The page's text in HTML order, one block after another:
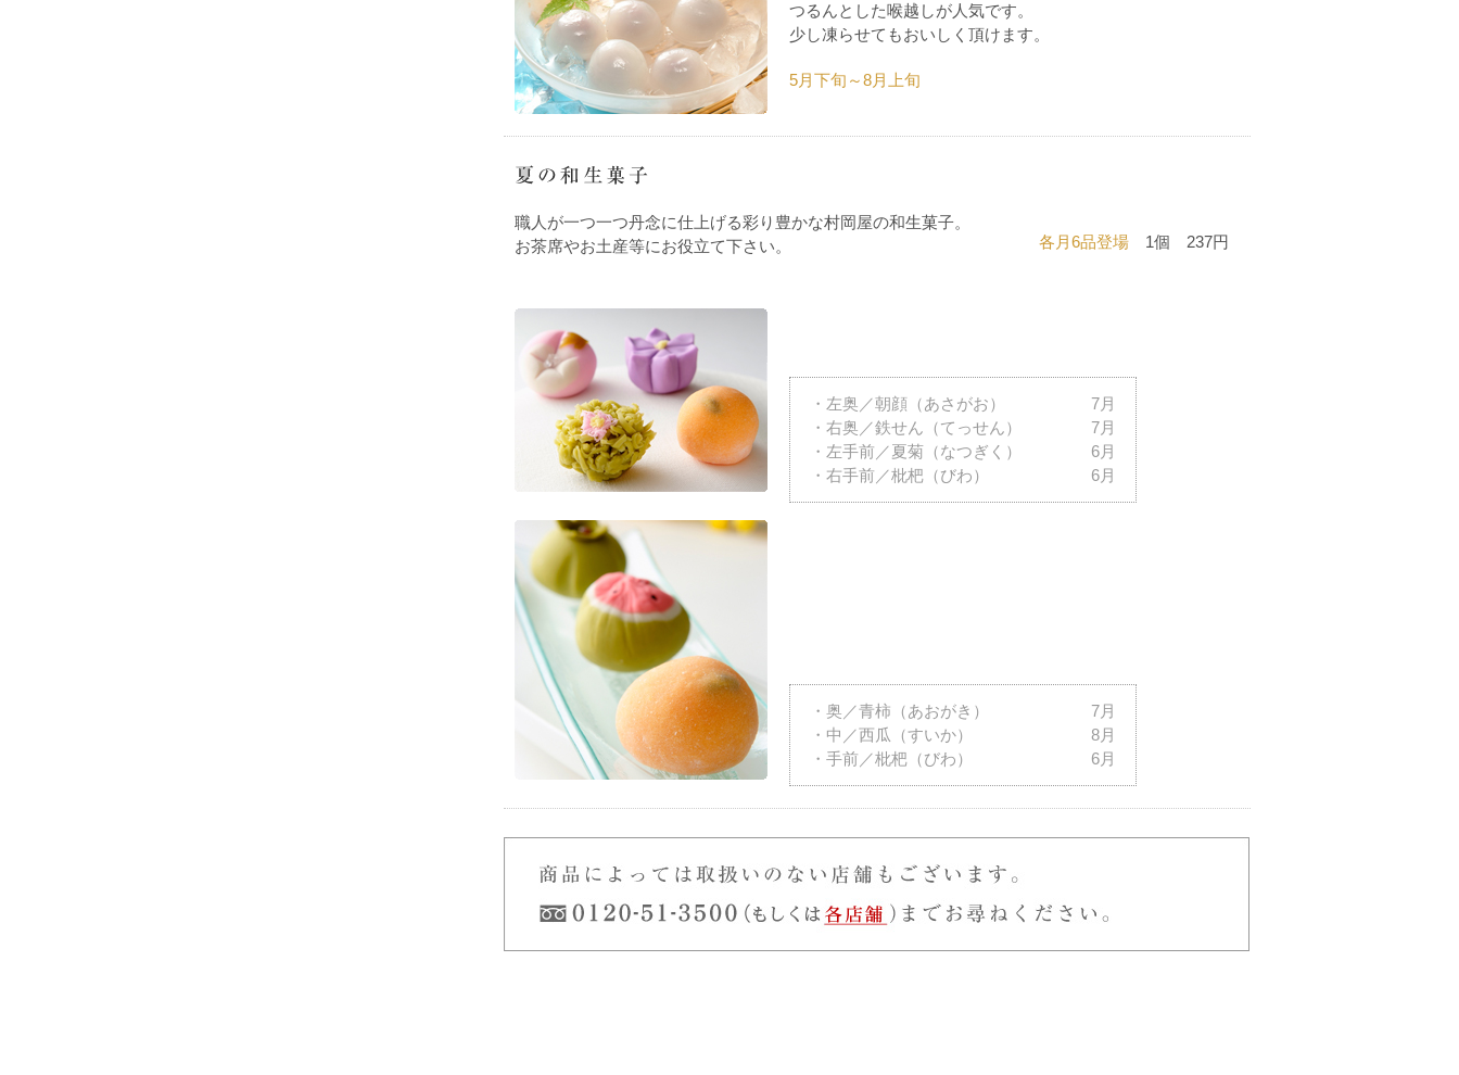
つるんとした喉越しが人気です。
少し凍らせてもおいしく頂けます。
5月下旬～8月上旬
職人が一つ一つ丹念に仕上げる彩り豊かな村岡屋の和生菓子。
お茶席やお土産等にお役立て下さい。
各月6品登場 1個 237円
・左奥／朝顔（あさがお）
7月
・右奥／鉄せん（てっせん）
7月
・左手前／夏菊（なつぎく）
6月
・右手前／枇杷（びわ）
6月
・奥／青柿（あおがき）
7月
・中／西瓜（すいか）
8月
・手前／枇杷（びわ）
6月